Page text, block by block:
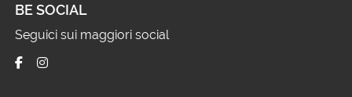
BE SOCIAL
Seguici sui maggiori social